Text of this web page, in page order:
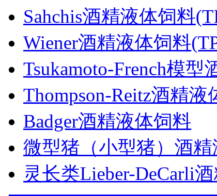
Sahchis酒精液体饲料
Wiener酒精液体饲料
Tsukamoto-French模型
Thompson-Reitz酒精
Badger酒精液体饲料
微型猪（小型猪）酒
灵长类Lieber-DeCarli